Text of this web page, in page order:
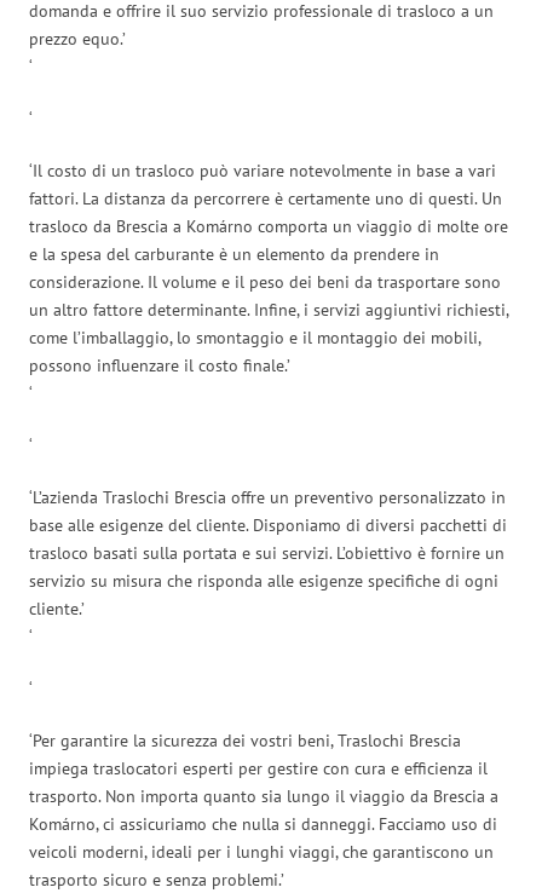
domanda e offrire il suo servizio professionale di trasloco a un
prezzo equo.’
‘
‘
‘Il costo di un trasloco può variare notevolmente in base a vari
fattori. La distanza da percorrere è certamente uno di questi. Un
trasloco da Brescia a Komárno comporta un viaggio di molte ore
e la spesa del carburante è un elemento da prendere in
considerazione. Il volume e il peso dei beni da trasportare sono
un altro fattore determinante. Infine, i servizi aggiuntivi richiesti,
come l’imballaggio, lo smontaggio e il montaggio dei mobili,
possono influenzare il costo finale.’
‘
‘
‘L’azienda Traslochi Brescia offre un preventivo personalizzato in
base alle esigenze del cliente. Disponiamo di diversi pacchetti di
trasloco basati sulla portata e sui servizi. L’obiettivo è fornire un
servizio su misura che risponda alle esigenze specifiche di ogni
cliente.’
‘
‘
‘Per garantire la sicurezza dei vostri beni, Traslochi Brescia
impiega traslocatori esperti per gestire con cura e efficienza il
trasporto. Non importa quanto sia lungo il viaggio da Brescia a
Komárno, ci assicuriamo che nulla si danneggi. Facciamo uso di
veicoli moderni, ideali per i lunghi viaggi, che garantiscono un
trasporto sicuro e senza problemi.’